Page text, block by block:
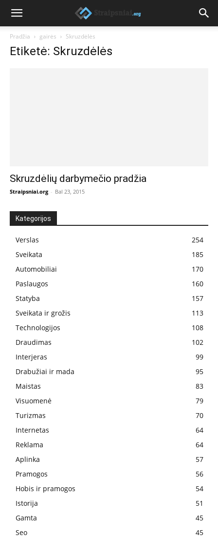
Pradžia gairės Skruzdėlės
Etiketė: Skruzdėlės
Skruzdėlių darbymečio pradžia
Straipsniai.org - Bal 23, 2015
Kategorijos
Verslas
254
Sveikata
185
Automobiliai
170
Paslaugos
160
Statyba
157
Sveikata ir grožis
113
Technologijos
108
Draudimas
102
Interjeras
99
Drabužiai ir mada
95
Maistas
83
Visuomenė
79
Turizmas
70
Internetas
64
Reklama
64
Aplinka
57
Pramogos
56
Hobis ir pramogos
54
Istorija
51
Gamta
45
Seo
45